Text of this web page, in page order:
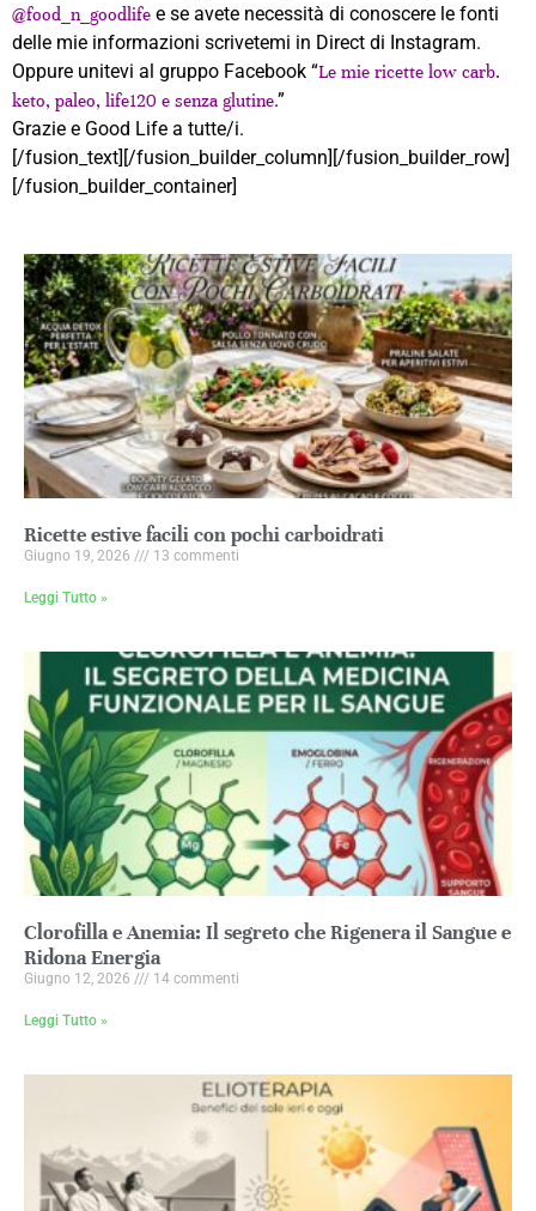
@food_n_goodlife e se avete necessità di conoscere le fonti
delle mie informazioni scrivetemi in Direct di Instagram.
Oppure unitevi al gruppo Facebook “Le mie ricette low carb.
keto, paleo, life120 e senza glutine.”
Grazie e Good Life a tutte/i.
[/fusion_text][/fusion_builder_column][/fusion_builder_row]
[/fusion_builder_container]
Ricette estive facili con pochi carboidrati
Giugno 19, 2026 13 commenti
Leggi Tutto »
Clorofilla e Anemia: Il segreto che Rigenera il Sangue e
Ridona Energia
Giugno 12, 2026 14 commenti
Leggi Tutto »